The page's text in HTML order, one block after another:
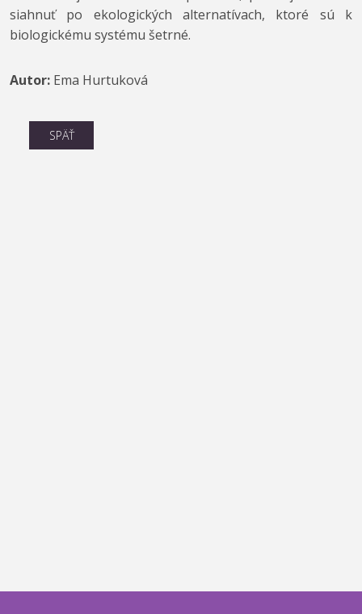
siahnuť po ekologických alternatívach, ktoré sú k
biologickému systému šetrné.
Autor: Ema Hurtuková
SPÄŤ